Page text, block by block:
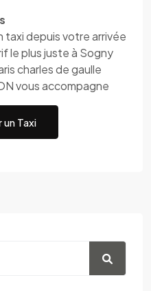
taxi depuis votre arrivée
le plus juste à Sogny
charles de gaulle
vous accompagne
un Taxi